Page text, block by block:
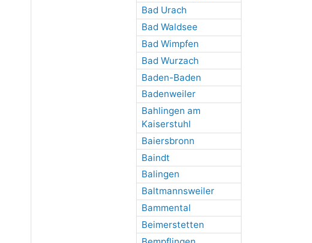
Bad Urach
Bad Waldsee
Bad Wimpfen
Bad Wurzach
Baden-Baden
Badenweiler
Bahlingen am
Kaiserstuhl
Baiersbronn
Baindt
Balingen
Baltmannsweiler
Bammental
Beimerstetten